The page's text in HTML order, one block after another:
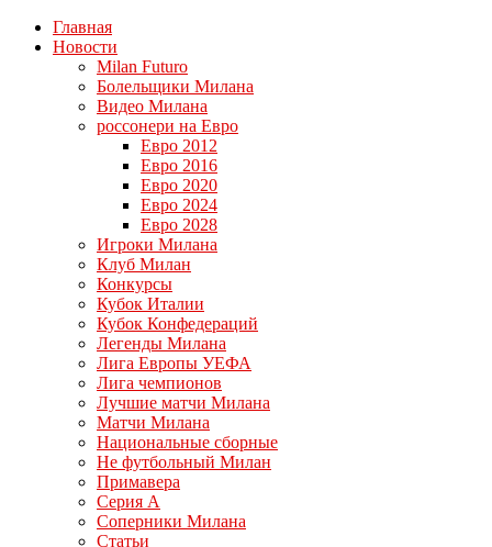
Главная
Новости
Milan Futuro
Болельщики Милана
Видео Милана
россонери на Евро
Евро 2012
Евро 2016
Евро 2020
Евро 2024
Евро 2028
Игроки Милана
Клуб Милан
Конкурсы
Кубок Италии
Кубок Конфедераций
Легенды Милана
Лига Европы УЕФА
Лига чемпионов
Лучшие матчи Милана
Матчи Милана
Национальные сборные
Не футбольный Милан
Примавера
Серия А
Соперники Милана
Статьи